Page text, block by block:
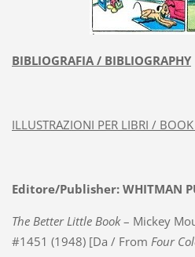
BIBLIOGRAFIA / BIBLIOGRAPHY
ILLUSTRAZIONI PER LIBRI /
Editore/Publisher: WHITMAN
The Better Little Book– Mickey
#1451 (1948) [Da / From Four